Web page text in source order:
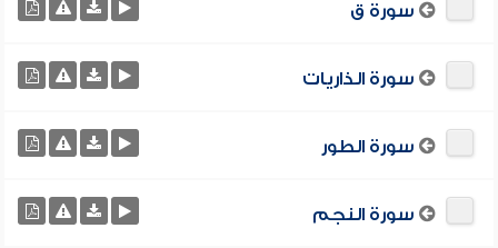
سورة ق
سورة الذاريات
سورة الطور
سورة النجم